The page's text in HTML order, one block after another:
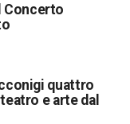
Concerto
quattro
e arte dal